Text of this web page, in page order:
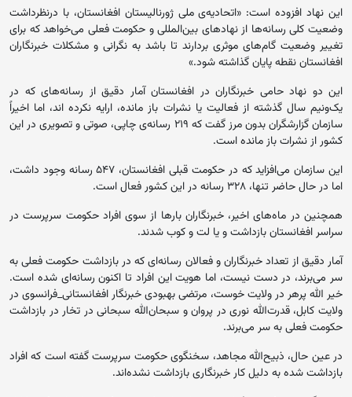
این نهاد افزوده است: «اتحادیه‌ی ملی ژورنالیستان افغانستان، با درنظرداشت
وضعیت کلی رسانه‌ها از نهادهای بین‌المللی و حکومت فعلی می‌خواهد که برای
تغییر وضعیت گام‌های موثری بردارند تا باشد به نگرانی و مشکلات خبرنگاران
افغانستان نقطه پایان گذاشته شود.»
این دو نهاد حامی خبرنگاران در افغانستان آمار دقیق از رسانه‌های که در
یک‌ونیم سال گذشته از فعالیت یا نشرات باز مانده، ارایه نکرده اند، اما اخیراً
سازمان گزارشگران بدون مرز گفت که ۲۱۹ رسانه‌ی چاپی، صوتی و تصویری در این
کشور از نشرات باز مانده است.
این سازمان می‌افزاید که در حکومت قبلی افغانستان، ۵۴۷ رسانه وجود داشت،
اما در حال حاضر تنها، ۳۲۸ رسانه در این کشور فعال است.
همچنین در ماه‌های اخیر، خبرنگاران بارها از سوی افراد حکومت سرپرست در
سراسر افغانستان بازداشت و یا لت و کوب شدند.
آمار دقیق از تعداد خبرنگاران و فعالان رسانه‌ای که در بازداشت حکومت فعلی به
سر می‌برند، در دست نیست، اما هویت این افراد تا اکنون رسانه‌ای شده است.
خیر الله پرهر در ولایت خوست، مرتضی بهبودی خبرنگار افغانستانی_فرانسوی در
ولایت کابل، قدرت‌الله نوری در پروان و سبحان‌الله سبحانی در تخار در بازداشت
حکومت فعلی به سر می‌برند.
در عین حال، ذبیح‌الله مجاهد، سخنگوی حکومت سرپرست گفته است که افراد
بازداشت شده به دلیل کار خبرنگاری بازداشت نشده‌اند.